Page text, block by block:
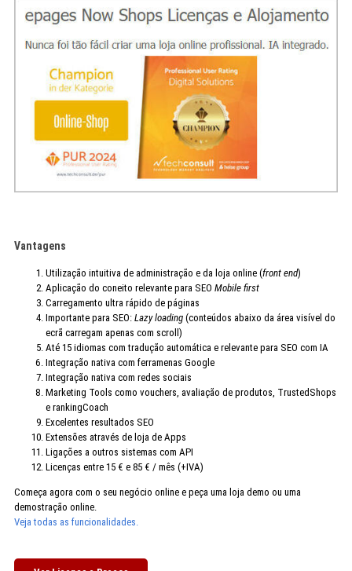
Vantagens
Utilização intuitiva de administração e da loja online (front end)
Aplicação do coneito relevante para SEO Mobile first
Carregamento ultra rápido de páginas
Importante para SEO: Lazy loading(conteúdos abaixo da área visível do
ecrã carregam apenas com scroll)
Até 15 idiomas com tradução automática e relevante para SEO com IA
Integração nativa com ferramenas Google
Integração nativa com redes sociais
Marketing Tools como vouchers, avaliação de produtos, TrustedShops
e rankingCoach
Excelentes resultados SEO
Extensões através de loja de Apps
Ligações a outros sistemas com API
Licenças entre 15 € e 85 € / mês (+IVA)
Começa agora com o seu negócio online e peça uma loja demo ou uma
demostração online.
Veja todas as funcionalidades.